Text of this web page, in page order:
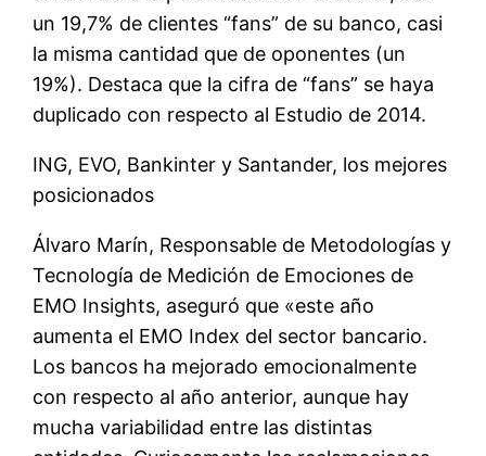
un 19,7% de clientes “fans” de su banco, casi
la misma cantidad que de oponentes (un
19%). Destaca que la cifra de “fans” se haya
duplicado con respecto al Estudio de 2014.
ING, EVO, Bankinter y Santander, los mejores
posicionados
Álvaro Marín, Responsable de Metodologías y
Tecnología de Medición de Emociones de
EMO Insights, aseguró que «este año
aumenta el EMO Index del sector bancario.
Los bancos ha mejorado emocionalmente
con respecto al año anterior, aunque hay
mucha variabilidad entre las distintas